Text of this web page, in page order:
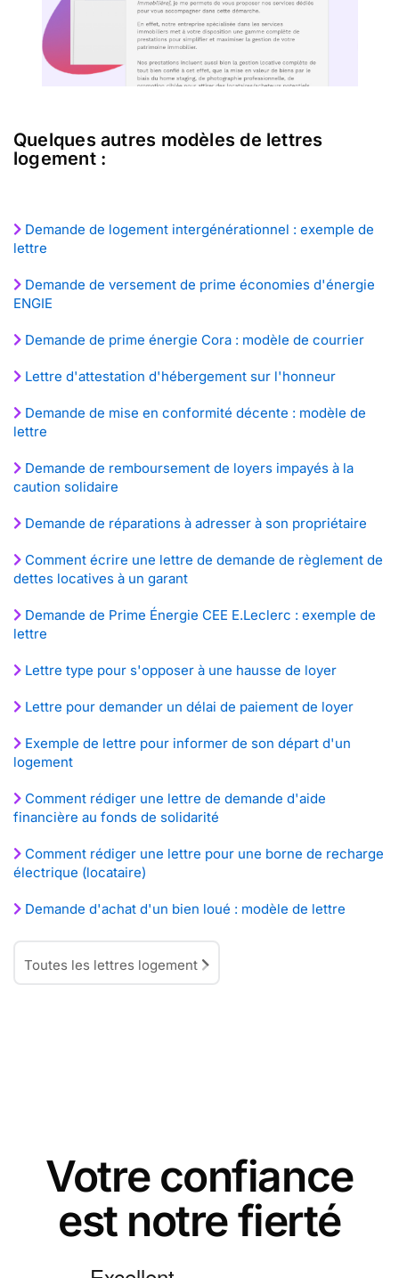
Quelques autres modèles de lettres
logement :
Demande de logement intergénérationnel : exemple de
lettre
Demande de versement de prime économies d'énergie
ENGIE
Demande de prime énergie Cora : modèle de courrier
Lettre d'attestation d'hébergement sur l'honneur
Demande de mise en conformité décente : modèle de
lettre
Demande de remboursement de loyers impayés à la
caution solidaire
Demande de réparations à adresser à son propriétaire
Comment écrire une lettre de demande de règlement de
dettes locatives à un garant
Demande de Prime Énergie CEE E.Leclerc : exemple de
lettre
Lettre type pour s'opposer à une hausse de loyer
Lettre pour demander un délai de paiement de loyer
Exemple de lettre pour informer de son départ d'un
logement
Comment rédiger une lettre de demande d'aide
financière au fonds de solidarité
Comment rédiger une lettre pour une borne de recharge
électrique (locataire)
Demande d'achat d'un bien loué : modèle de lettre
Toutes les lettres logement
Votre confiance
est notre fierté